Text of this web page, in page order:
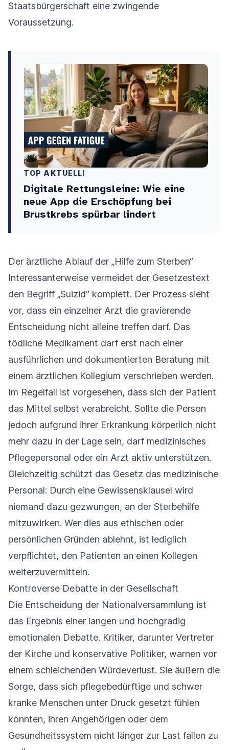
Staatsbürgerschaft eine zwingende
Voraussetzung.
TOP AKTUELL!
Digitale Rettungsleine: Wie eine
neue App die Erschöpfung bei
Brustkrebs spürbar lindert
Der ärztliche Ablauf der „Hilfe zum Sterben“
Interessanterweise vermeidet der Gesetzestext
den Begriff „Suizid“ komplett. Der Prozess sieht
vor, dass ein einzelner Arzt die gravierende
Entscheidung nicht alleine treffen darf. Das
tödliche Medikament darf erst nach einer
ausführlichen und dokumentierten Beratung mit
einem ärztlichen Kollegium verschrieben werden.
Im Regelfall ist vorgesehen, dass sich der Patient
das Mittel selbst verabreicht. Sollte die Person
jedoch aufgrund ihrer Erkrankung körperlich nicht
mehr dazu in der Lage sein, darf medizinisches
Pflegepersonal oder ein Arzt aktiv unterstützen.
Gleichzeitig schützt das Gesetz das medizinische
Personal: Durch eine Gewissensklausel wird
niemand dazu gezwungen, an der Sterbehilfe
mitzuwirken. Wer dies aus ethischen oder
persönlichen Gründen ablehnt, ist lediglich
verpflichtet, den Patienten an einen Kollegen
weiterzuvermitteln.
Kontroverse Debatte in der Gesellschaft
Die Entscheidung der Nationalversammlung ist
das Ergebnis einer langen und hochgradig
emotionalen Debatte. Kritiker, darunter Vertreter
der Kirche und konservative Politiker, warnen vor
einem schleichenden Würdeverlust. Sie äußern die
Sorge, dass sich pflegebedürftige und schwer
kranke Menschen unter Druck gesetzt fühlen
könnten, ihren Angehörigen oder dem
Gesundheitssystem nicht länger zur Last fallen zu